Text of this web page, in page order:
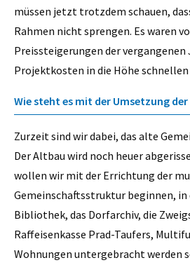
müssen jetzt trotzdem schauen,
Rahmen nicht sprengen. Es waren
Preissteigerungen der vergangenen
Projektkosten in die Höhe
Wie steht es mit der Umsetzung der
Zurzeit sind wir dabei, das alte
Der Altbau wird noch heuer
wollen wir mit der Errichtung der
Gemeinschaftsstruktur beginnen, in
Bibliothek, das Dorfarchiv, die
Raffeisenkasse Prad-Taufers,
Wohnungen untergebracht werden